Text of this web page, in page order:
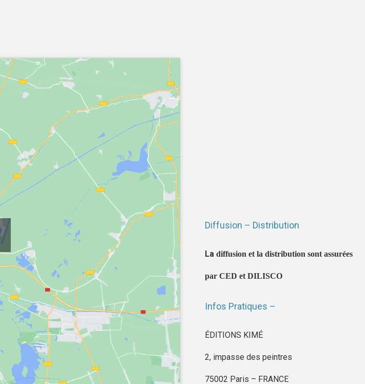
Diffusion – Distribution
La diffusion et la distribution sont assurées
par CED et DILISCO
Infos Pratiques –
ÉDITIONS KIMÉ
2, impasse des peintres
75002 Paris – FRANCE